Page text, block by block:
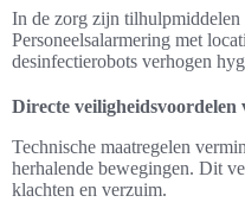
In de zorg zijn tilhulpmiddelen
Personeelsalarmering met
desinfectierobots verhogen
Directe veiligheidsvoordelen
Technische maatregelen
herhalende bewegingen. Dit
klachten en verzuim.